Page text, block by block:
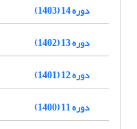
دوره 14 (1403)
دوره 13 (1402)
دوره 12 (1401)
دوره 11 (1400)